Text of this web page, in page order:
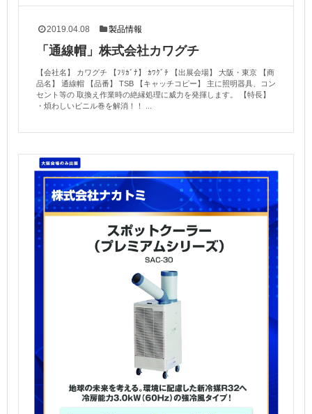
2019.04.08 製品情報
「通線帽」株式会社カワグチ
【会社名】 カワグチ 【ﾌﾘｶﾞﾅ】 ｶﾜｸﾞﾁ 【出展会場】 大阪・東京 【商
品名】 通線帽 【品番】 TSB 【キャッチコピー】 主に照明器具、コン
セント等の 取換え作業時の絶縁処理に威力を発揮します。 【特長】
・煩わしいビニル巻を解消！！ ...